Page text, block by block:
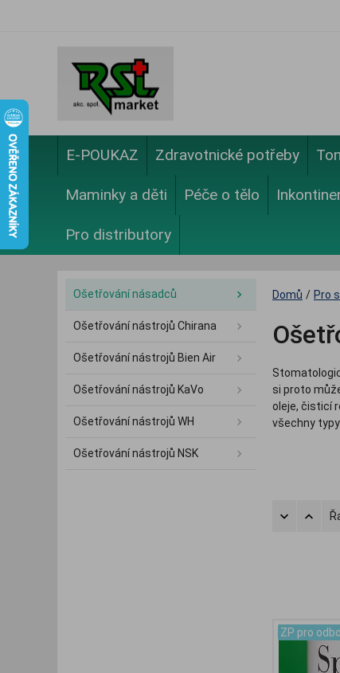
E-POUKAZ Zdravotnické potřeby
Maminky a děti Péče o tělo
Pro distributory
Ošetřování násadců
Ošetřování nástrojů Chirana
Ošetřování nástrojů Bien Air
Ošetřování nástrojů KaVo
Ošetřování nástrojů WH
Ošetřování nástrojů NSK
Domů / Pro
si proto
oleje, čisticí
všechny typy
ZP pro